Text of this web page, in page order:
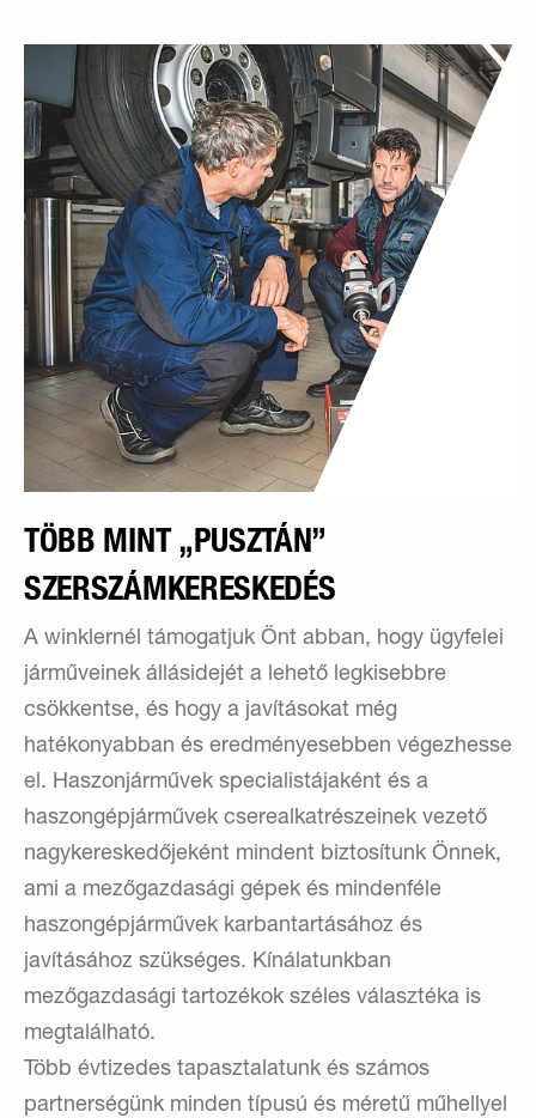
TÖBB MINT „PUSZTÁN”
SZERSZÁMKERESKEDÉS
A winklernél támogatjuk Önt abban, hogy ügyfelei
járműveinek állásidejét a lehető legkisebbre
csökkentse, és hogy a javításokat még
hatékonyabban és eredményesebben végezhesse
el. Haszonjárművek specialistájaként és a
haszongépjárművek cserealkatrészeinek vezető
nagykereskedőjeként mindent biztosítunk Önnek,
ami a mezőgazdasági gépek és mindenféle
haszongépjárművek karbantartásához és
javításához szükséges. Kínálatunkban
mezőgazdasági tartozékok széles választéka is
megtalálható.
Több évtizedes tapasztalatunk és számos
partnerségünk minden típusú és méretű műhellyel